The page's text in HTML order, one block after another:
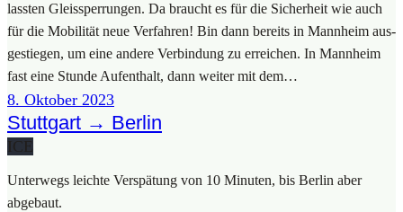
lass­ten Gleis­sper­run­gen. Da braucht es für die Sicher­heit wie auch
für die Mobi­li­tät neue Ver­fah­ren! Bin dann bereits in Mann­heim aus­
ge­stie­gen, um eine ande­re Ver­bin­dung zu errei­chen. In Mann­heim
fast eine Stun­de Auf­ent­halt, dann wei­ter mit dem…
8. Okto­ber 2023
Stuttgart → Berlin
ICE
Unter­wegs leich­te Ver­spä­tung von 10 Minu­ten, bis Ber­lin aber
abge­baut.